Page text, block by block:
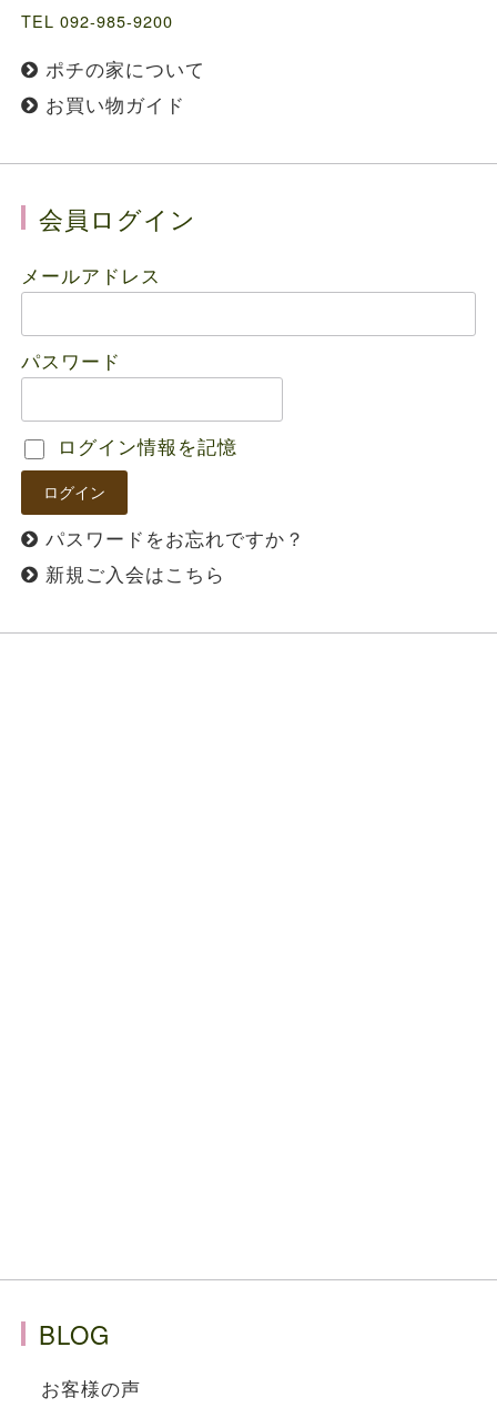
TEL 092-985-9200
ポチの家について
お買い物ガイド
会員ログイン
メールアドレス
パスワード
ログイン情報を記憶
パスワードをお忘れですか？
新規ご入会はこちら
BLOG
お客様の声